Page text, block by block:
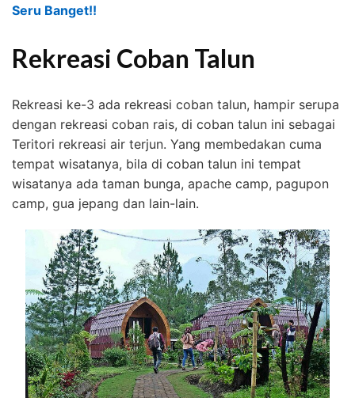
Seru Banget!!
Rekreasi Coban Talun
Rekreasi ke-3 ada rekreasi coban talun, hampir serupa
dengan rekreasi coban rais, di coban talun ini sebagai
Teritori rekreasi air terjun. Yang membedakan cuma
tempat wisatanya, bila di coban talun ini tempat
wisatanya ada taman bunga, apache camp, pagupon
camp, gua jepang dan lain-lain.